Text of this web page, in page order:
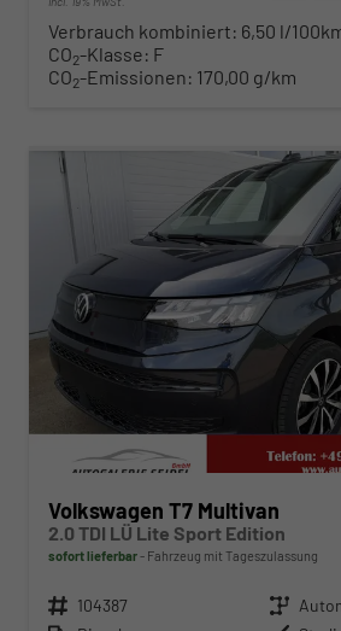
Verbrauch kombiniert: 6,50 l/
CO2-Klasse: F
CO2-Emissionen: 170,00 g/km
Volkswagen T7 Multivan
2.0 TDI LÜ Lite Sport Edition
sofort lieferbar Fahrzeug mit Tageszulassung
Fahrzeugnr. 104387 Getriebe